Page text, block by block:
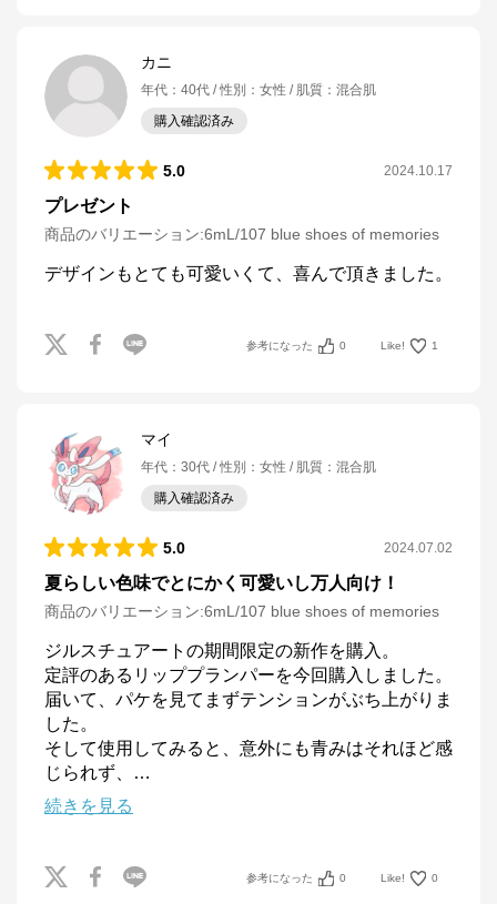
カニ
年代 ： 40代 性別 ： 女性 肌質 ： 混合肌
購入確認済み
5.0 2024.10.17
プレゼント
商品のバリエーション:6mL/107 blue shoes of memories
デザインもとても可愛いくて、喜んで頂きました。
参考になった 0 Like! 1
マイ
年代 ： 30代 性別 ： 女性 肌質 ： 混合肌
購入確認済み
5.0 2024.07.02
夏らしい色味でとにかく可愛いし万人向け！
商品のバリエーション:6mL/107 blue shoes of memories
ジルスチュアートの期間限定の新作を購入。
定評のあるリッププランパーを今回購入しました。
届いて、パケを見てまずテンションがぶち上がりま
した。
そして使用してみると、意外にも青みはそれほど感
じられず、
…
続きを見る
参考になった 0 Like! 0